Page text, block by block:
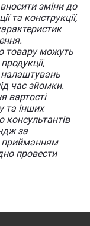
зміни до
та конструкції,
товару можуть
налаштувань
час зйомки.
вартості
та інших
консультантів
за
прийманням
провести